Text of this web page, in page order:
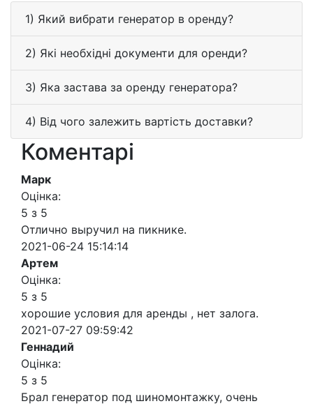
1) Який вибрати генератор в оренду?
2) Які необхідні документи для оренди?
3) Яка застава за оренду генератора?
4) Від чого залежить вартість доставки?
Коментарі
Марк
Оцінка:
5 з 5
Отлично выручил на пикнике.
2021-06-24 15:14:14
Артем
Оцінка:
5 з 5
хорошие условия для аренды , нет залога.
2021-07-27 09:59:42
Геннадий
Оцінка:
5 з 5
Брал генератор под шиномонтажку, очень